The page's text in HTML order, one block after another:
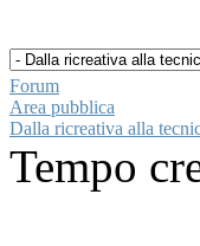
Forum
Area pubblica
Dalla ricreativa alla
Tempo